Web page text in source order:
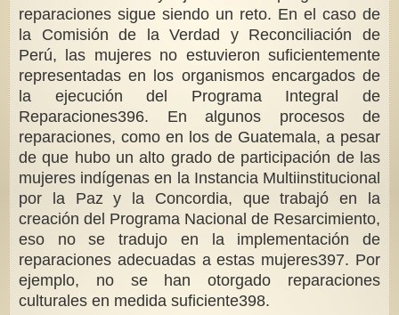
reparaciones sigue siendo un reto. En el caso de
la Comisión de la Verdad y Reconciliación de
Perú, las mujeres no estuvieron suficientemente
representadas en los organismos encargados de
la ejecución del Programa Integral de
Reparaciones396. En algunos procesos de
reparaciones, como en los de Guatemala, a pesar
de que hubo un alto grado de participación de las
mujeres indígenas en la Instancia Multiinstitucional
por la Paz y la Concordia, que trabajó en la
creación del Programa Nacional de Resarcimiento,
eso no se tradujo en la implementación de
reparaciones adecuadas a estas mujeres397. Por
ejemplo, no se han otorgado reparaciones
culturales en medida suficiente398.